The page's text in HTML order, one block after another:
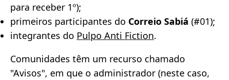
para receber 1º);
primeiros participantes do Correio Sabiá (#01);
integrantes do Pulpo Anti Fiction.
Comunidades têm um recurso chamado
"Avisos", em que o administrador (neste caso,